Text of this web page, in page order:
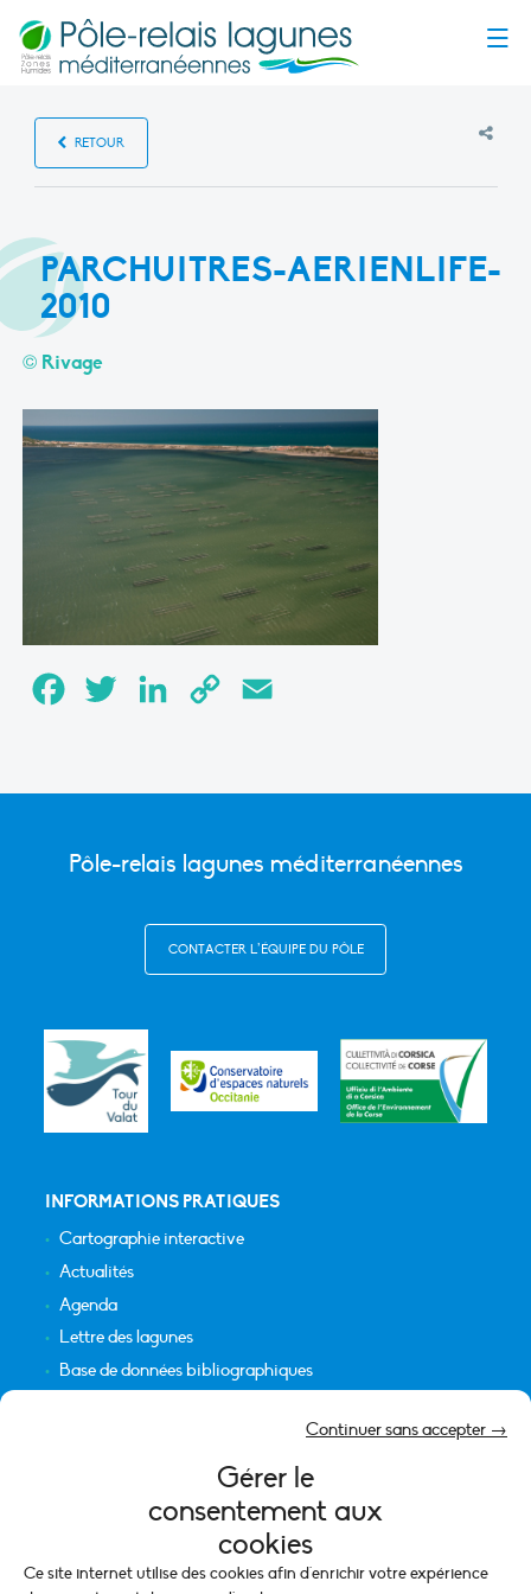
Gérer le
consentement aux
cookies
Ce site internet utilise des cookies afin d'enrichir votre expérience
Continuer sans accepter →
RETOUR
PARCHUITRES-AERIENLIFE-
2010
© Rivage
FacebookTwitter LinkedInCopy
Pôle-relais lagunes méditerranéennes
CONTACTER L’ÉQUIPE DU PÔLE
INFORMATIONS PRATIQUES
Cartographie interactive
Actualités
Agenda
Lettre des lagunes
Base de données bibliographiques
Mentions légales
Politique de cookies (UE)